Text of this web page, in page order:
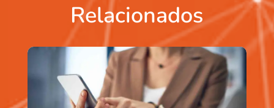
Relacionados